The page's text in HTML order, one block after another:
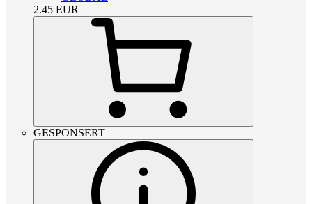
2.45 EUR
GESPONSERT